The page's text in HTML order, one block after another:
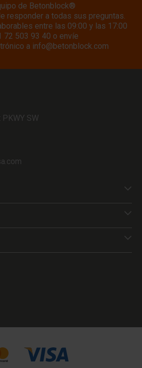
de Betonblock®
responder a todas sus preguntas.
entre las 09:00 y las 17:00
72 503 93 40 o envíe
a info@betonblock.com
SW